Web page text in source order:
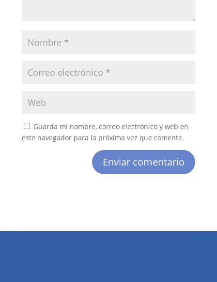
Guarda mi nombre, correo electrónico y web en
este navegador para la próxima vez que comente.